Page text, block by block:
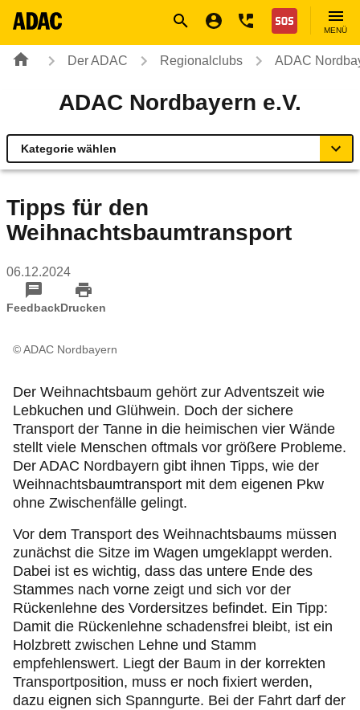
Nothilfe
MENÜ
Der ADAC Regionalclubs ADAC
ADAC Nordbayern e.V.
Kategorie wählen
Geschäftsstellen & Reisebüros
Mobilität und Umwelt
Produkte
Über uns
Tipps für den
Weihnachtsbaumtransport
06.12.2024
FeedbackDrucken
© ADAC Nordbayern
Der Weihnachtsbaum gehört zur Adventszeit wie
Lebkuchen und Glühwein. Doch der sichere
Transport der Tanne in die heimischen vier Wände
stellt viele Menschen oftmals vor größere Probleme.
Der ADAC Nordbayern gibt ihnen Tipps, wie der
Weihnachtsbaumtransport mit dem eigenen Pkw
ohne Zwischenfälle gelingt.
Vor dem Transport des Weihnachtsbaums müssen
zunächst die Sitze im Wagen umgeklappt werden.
Dabei ist es wichtig, dass das untere Ende des
Stammes nach vorne zeigt und sich vor der
Rückenlehne des Vordersitzes befindet. Ein Tipp:
Damit die Rückenlehne schadensfrei bleibt, ist ein
Holzbrett zwischen Lehne und Stamm
empfehlenswert. Liegt der Baum in der korrekten
Transportposition, muss er noch fixiert werden,
dazu eignen sich Spanngurte. Bei der Fahrt darf der